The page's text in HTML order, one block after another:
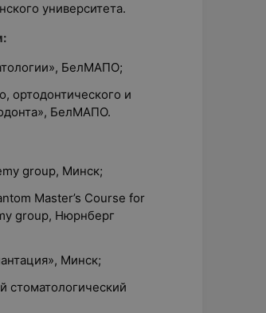
университета.
БелМАПО;
ортодонтического и
БелМАПО.
group, Минск;
Master’s Course for
group, Нюрнберг
Минск;
стоматологический